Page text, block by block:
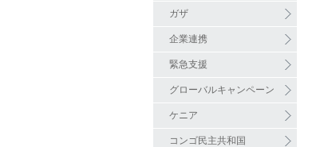
ガザ
企業連携
緊急支援
グローバルキャンペーン
ケニア
コンゴ民主共和国